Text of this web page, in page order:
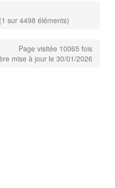
sur 4498 éléments)
Page visitée 10065 fois
mise à jour le 30/01/2026